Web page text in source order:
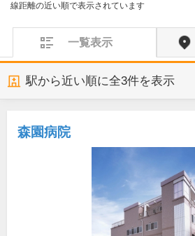
線距離の近い順で表示されています
一覧表示
駅から近い順に全3件を表示
森園病院